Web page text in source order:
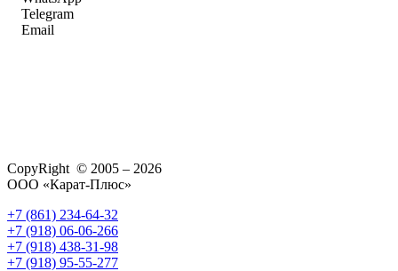
Telegram
Email
CopyRight © 2005 – 2026
ООО «Карат-Плюс»
+7 (861) 234-64-32
+7 (918) 06-06-266
+7 (918) 438-31-98
+7 (918) 95-55-277